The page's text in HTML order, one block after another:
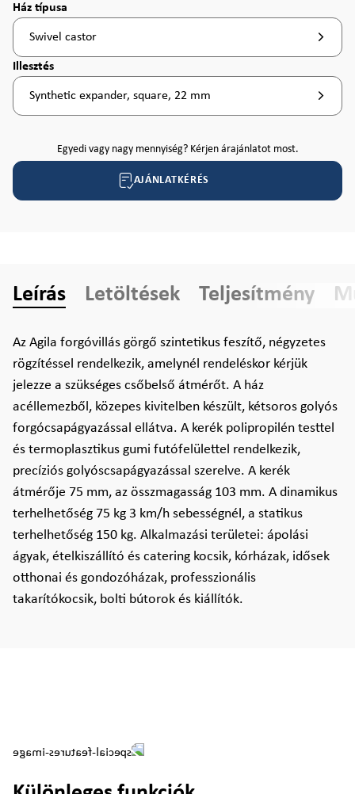
Válasszon
Ház típusa
Swivel castor
Válasszon
Illesztés
Synthetic expander, square, 22 mm
Egyedi vagy nagy mennyiség? Kérjen árajánlatot most.
AJÁNLATKÉRÉS
Leírás Letöltések Teljesítmény
Az Agila forgóvillás görgő szintetikus feszítő, négyzetes
rögzítéssel rendelkezik, amelynél rendeléskor kérjük
jelezze a szükséges csőbelső átmérőt. A ház
acéllemezből, közepes kivitelben készült, kétsoros golyós
forgócsapágyazással ellátva. A kerék polipropilén testtel
és termoplasztikus gumi futófelülettel rendelkezik,
precíziós golyóscsapágyazással szerelve. A kerék
átmérője 75 mm, az összmagasság 103 mm. A dinamikus
terhelhetőség 75 kg 3 km/h sebességnél, a statikus
terhelhetőség 150 kg. Alkalmazási területei: ápolási
ágyak, ételkiszállító és catering kocsik, kórházak, idősek
otthonai és gondozóházak, professzionális
takarítókocsik, bolti bútorok és kiállítók.